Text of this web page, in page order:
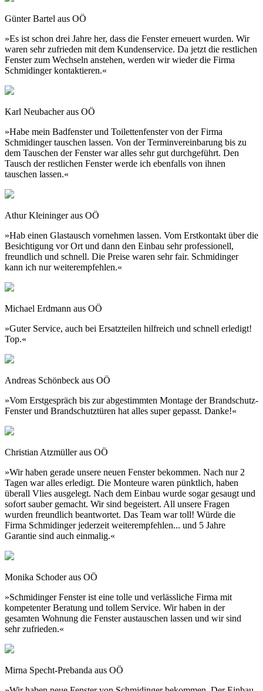
Günter Bartel aus OÖ
»Es ist schon drei Jahre her, dass die Fenster erneuert wurden. Wir
waren sehr zufrieden mit dem Kundenservice. Da jetzt die restlichen
Fenster zum Wechseln anstehen, werden wir wieder die Firma
Schmidinger kontaktieren.«
Karl Neubacher aus OÖ
»Habe mein Badfenster und Toilettenfenster von der Firma
Schmidinger tauschen lassen. Von der Terminvereinbarung bis zu
dem Tauschen der Fenster war alles sehr gut durchgeführt. Den
Tausch der restlichen Fenster werde ich ebenfalls von ihnen
tauschen lassen.«
Athur Kleininger aus OÖ
»Hab einen Glastausch vornehmen lassen. Vom Erstkontakt über die
Besichtigung vor Ort und dann den Einbau sehr professionell,
freundlich und schnell. Die Preise waren sehr fair. Schmidinger
kann ich nur weiterempfehlen.«
Michael Erdmann aus OÖ
»Guter Service, auch bei Ersatzteilen hilfreich und schnell erledigt!
Top.«
Andreas Schönbeck aus OÖ
»Vom Erstgespräch bis zur abgestimmten Montage der Brandschutz-
Fenster und Brandschutztüren hat alles super gepasst. Danke!«
Christian Atzmüller aus OÖ
»Wir haben gerade unsere neuen Fenster bekommen. Nach nur 2
Tagen war alles erledigt. Die Monteure waren pünktlich, haben
überall Vlies ausgelegt. Nach dem Einbau wurde sogar gesaugt und
sofort sauber gemacht. Wir sind begeistert. All unsere Fragen
wurden freundlich beantwortet. Das Team war toll! Würde die
Firma Schmidinger jederzeit weiterempfehlen... und 5 Jahre
Garantie sind auch einmalig.«
Monika Schoder aus OÖ
»Schmidinger Fenster ist eine tolle und verlässliche Firma mit
kompetenter Beratung und tollem Service. Wir haben in der
gesamten Wohnung die Fenster austauschen lassen und wir sind
sehr zufrieden.«
Mirna Specht-Prebanda aus OÖ